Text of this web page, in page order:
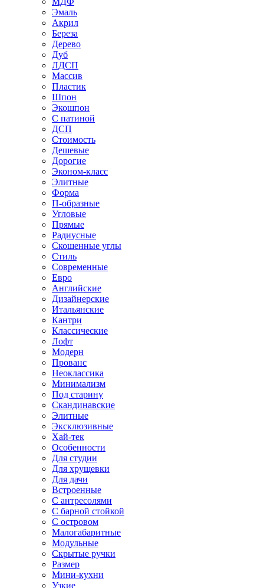
Эмаль
Акрил
Береза
Дерево
Дуб
ЛДСП
Массив
Пластик
Шпон
Экошпон
С патиной
ДСП
Стоимость
Дешевые
Дорогие
Эконом-класс
Элитные
Форма
П-образные
Угловые
Прямые
Радиусные
Скошенные углы
Стиль
Современные
Евро
Английские
Дизайнерские
Итальянские
Кантри
Классические
Лофт
Модерн
Прованс
Неоклассика
Минимализм
Под старину
Скандинавские
Элитные
Эксклюзивные
Хай-тек
Особенности
Для студии
Для хрущевки
Для дачи
Встроенные
С антресолями
С барной стойкой
С островом
Малогабаритные
Модульные
Скрытые ручки
Размер
Мини-кухни
Узкие